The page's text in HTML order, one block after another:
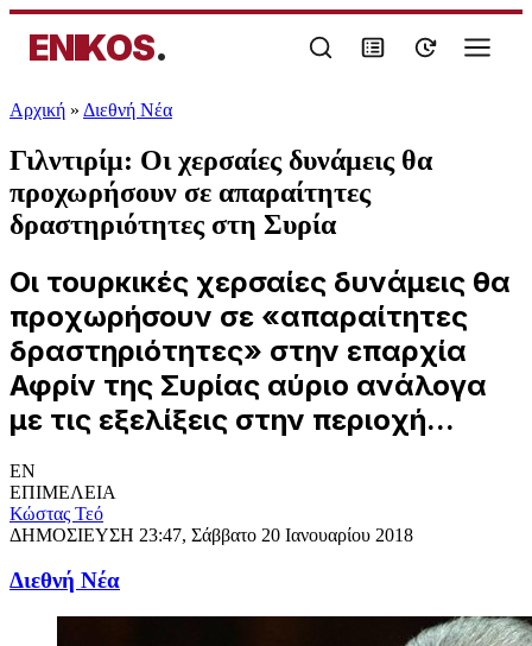
ENIKOS.
Αρχική » Διεθνή Νέα
Γιλντιρίμ: Οι χερσαίες δυνάμεις θα
προχωρήσουν σε απαραίτητες
δραστηριότητες στη Συρία
Οι τουρκικές χερσαίες δυνάμεις θα
προχωρήσουν σε «απαραίτητες
δραστηριότητες» στην επαρχία
Αφρίν της Συρίας αύριο ανάλογα
με τις εξελίξεις στην περιοχή...
EN
ΕΠΙΜΕΛΕΙΑ
Κώστας Τεό
ΔΗΜΟΣΙΕΥΣΗ 23:47, Σάββατο 20 Ιανουαρίου 2018
Διεθνή Νέα